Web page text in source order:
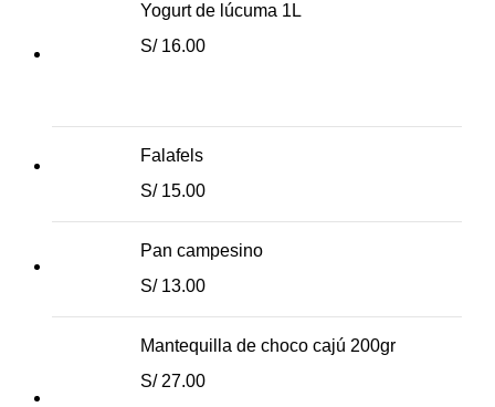
Yogurt de lúcuma 1L
S/16.00
Falafels
S/15.00
Pan campesino
S/13.00
Mantequilla de choco cajú 200gr
S/27.00